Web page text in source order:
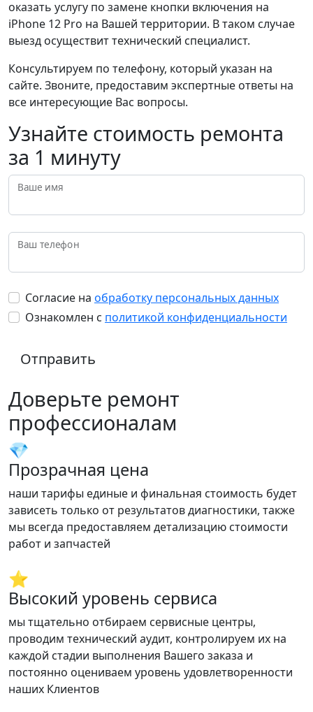
оказать услугу по замене кнопки включения на
iPhone 12 Pro на Вашей территории. В таком случае
выезд осуществит технический специалист.
Консультируем по телефону, который указан на
сайте. Звоните, предоставим экспертные ответы на
все интересующие Вас вопросы.
Узнайте стоимость ремонта
за 1 минуту
Ваше имя
Ваш телефон
Согласие на обработку персональных данных
Ознакомлен с политикой конфиденциальности
Отправить
Доверьте ремонт
профессионалам
💎
Прозрачная цена
наши тарифы единые и финальная стоимость будет
зависеть только от результатов диагностики, также
мы всегда предоставляем детализацию стоимости
работ и запчастей
⭐
Высокий уровень сервиса
мы тщательно отбираем сервисные центры,
проводим технический аудит, контролируем их на
каждой стадии выполнения Вашего заказа и
постоянно оцениваем уровень удовлетворенности
наших Клиентов